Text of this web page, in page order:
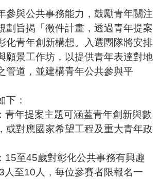
期：人
數：
參與公共事務能力，鼓勵青年關注
劃旨揭「徵件計畫，透過青年提案
化青年創新構想。入選團隊將安排
願景工作坊，以提供青年表達對地
管道，並建構青年公共參與平
下：
青年提案主題可涵蓋青年創新與數
或對應國家希望工程及重大青年政
15至45歲對彰化公共事務有興趣
人至10人，每位參賽者限報名一